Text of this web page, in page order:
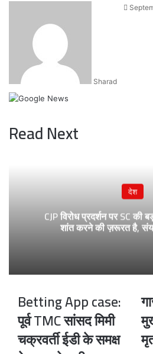
Sharad
Send
Read Next
देश
CJP विरोध प्रदर्शन पर SC की
शांत करने की ज़रूरत है,
Betting
case:
पूर्व
TMC
Betting App case:
पूर्व TMC सांसद मिमी
चक्रवर्ती ईडी के समक्ष
योगी